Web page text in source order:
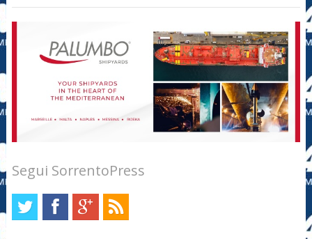
Segui SorrentoPress